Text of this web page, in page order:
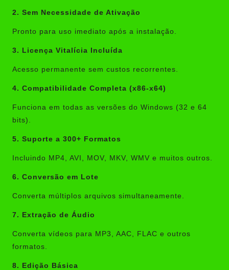
2. Sem Necessidade de Ativação
Pronto para uso imediato após a instalação.
3. Licença Vitalícia Incluída
Acesso permanente sem custos recorrentes.
4. Compatibilidade Completa (x86-x64)
Funciona em todas as versões do Windows (32 e 64
bits).
5. Suporte a 300+ Formatos
Incluindo MP4, AVI, MOV, MKV, WMV e muitos outros.
6. Conversão em Lote
Converta múltiplos arquivos simultaneamente.
7. Extração de Áudio
Converta vídeos para MP3, AAC, FLAC e outros
formatos.
8. Edição Básica